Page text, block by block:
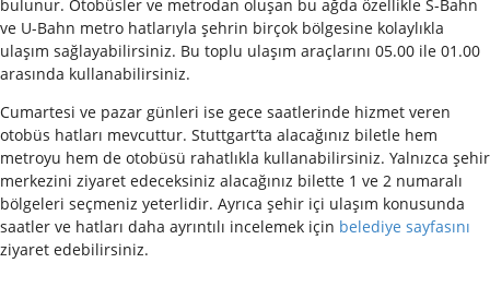
bulunur. Otobüsler ve metrodan oluşan bu ağda özellikle S-Bahn
ve U-Bahn metro hatlarıyla şehrin birçok bölgesine kolaylıkla
ulaşım sağlayabilirsiniz. Bu toplu ulaşım araçlarını 05.00 ile 01.00
arasında kullanabilirsiniz.
Cumartesi ve pazar günleri ise gece saatlerinde hizmet veren
otobüs hatları mevcuttur. Stuttgart’ta alacağınız biletle hem
metroyu hem de otobüsü rahatlıkla kullanabilirsiniz. Yalnızca şehir
merkezini ziyaret edeceksiniz alacağınız bilette 1 ve 2 numaralı
bölgeleri seçmeniz yeterlidir. Ayrıca şehir içi ulaşım konusunda
saatler ve hatları daha ayrıntılı incelemek için belediye sayfasını
ziyaret edebilirsiniz.